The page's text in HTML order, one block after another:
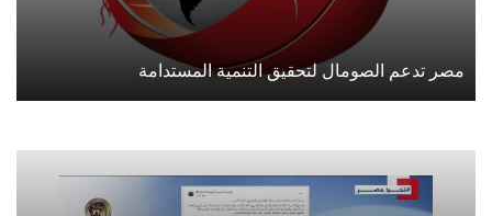
مصر تدعم الصومال لتحقيق التنمية المستدامة